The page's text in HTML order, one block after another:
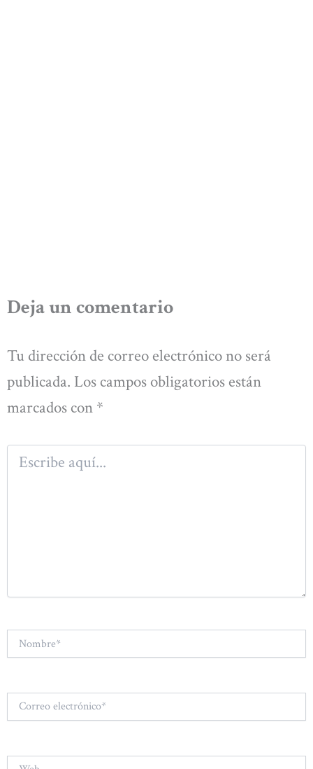
Deja un comentario
Tu dirección de correo electrónico no será
publicada. Los campos obligatorios están
marcados con *
Escribe
aquí...
Correo
electrónico*
Web